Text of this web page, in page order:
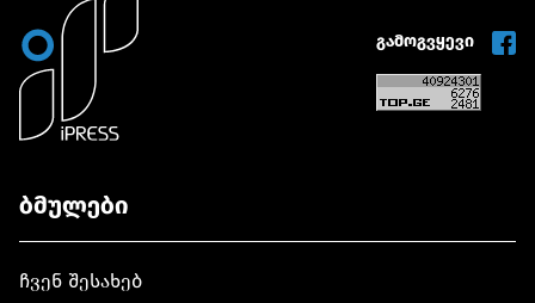
გამოგვყევი
ბმულები
ჩვენ შესახებ